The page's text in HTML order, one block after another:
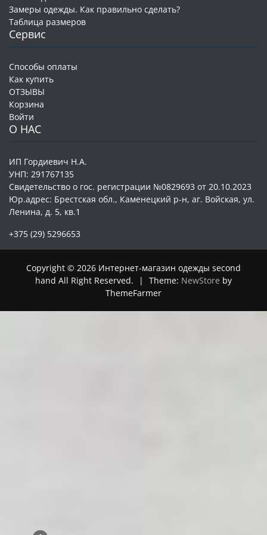
Замеры одежды. Как правильно сделать?
Таблица размеров
Сервис
Способы оплаты
Как купить
ОТЗЫВЫ
Корзина
Войти
О НАС
ИП Гордиевич Н.А.
УНП: 291767135
Свидетельство о гос. регистрации №0829693 от 20.10.2023
Юр.адрес: Брестская обл., Каменецкий р-н, аг. Войская, ул.
Ленина, д. 5, кв.1
+375 (29) 5296653
Copyright © 2026 Интернет-магазин одежды second
hand All Right Reserved.
| Theme: NewStore by
ThemeFarmer